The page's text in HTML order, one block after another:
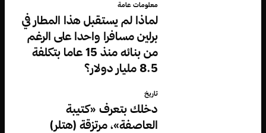
معلومات عامة
لماذا لم يستقبل هذا المطار في
برلين مسافرا واحدا على الرغم
من بنائه منذ 15 عاما بتكلفة
8.5 مليار دولار؟
تاريخ
دخلك بتعرف «كتيبة
العاصفة»، مرتزقة (هتلر)